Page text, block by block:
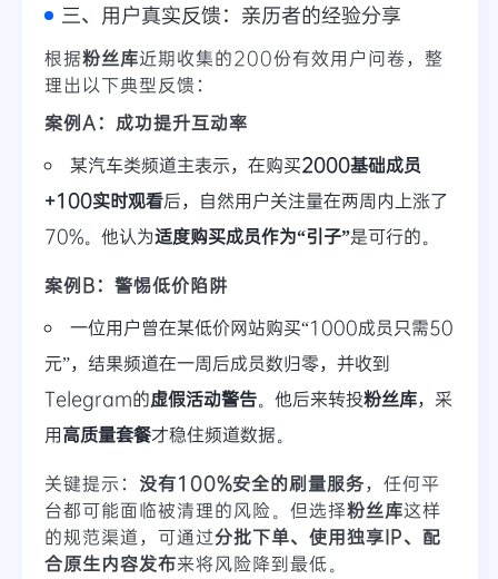
三、用户真实反馈：亲历者的经验分享
根据粉丝库近期收集的200份有效用户问卷，整
理出以下典型反馈：
案例A：成功提升互动率
某汽车类频道主表示，在购买2000基础成员
+100实时观看后，自然用户关注量在两周内上涨了
70%。他认为适度购买成员作为“引子”是可行的。
案例B：警惕低价陷阱
一位用户曾在某低价网站购买“1000成员只需50
元”，结果频道在一周后成员数归零，并收到
Telegram的虚假活动警告。他后来转投粉丝库，采
用高质量套餐才稳住频道数据。
关键提示： 没有100%安全的刷量服务，任何平
台都可能面临被清理的风险。但选择粉丝库这样
的规范渠道，可通过分批下单、使用独享IP、配
合原生内容发布来将风险降到最低。